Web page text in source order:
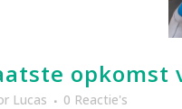
opkomst
Lucas 0 Reactie's